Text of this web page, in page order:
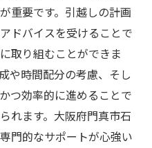
重要です。引越しの計画
ドバイスを受けることで
取り組むことができま
や時間配分の考慮、そし
つ効率的に進めることで
れます。大阪府門真市石
門的なサポートが心強い